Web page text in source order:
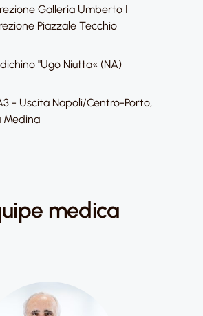
Galleria Umberto I
Piazzale Tecchio
"Ugo Niutta« (NA)
- Uscita Napoli/Centro-Porto,
Medina
medica